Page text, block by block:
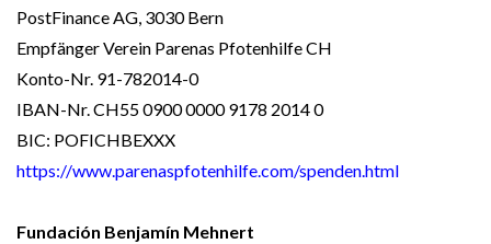
PostFinance AG, 3030 Bern
Empfänger Verein Parenas Pfotenhilfe CH
Konto-Nr. 91-782014-0
IBAN-Nr. CH55 0900 0000 9178 2014 0
BIC: POFICHBEXXX
https://www.parenaspfotenhilfe.com/spenden.html
Fundación Benjamín Mehnert